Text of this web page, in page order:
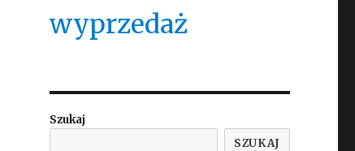
wyprzedaż
Szukaj
SZUKAJ